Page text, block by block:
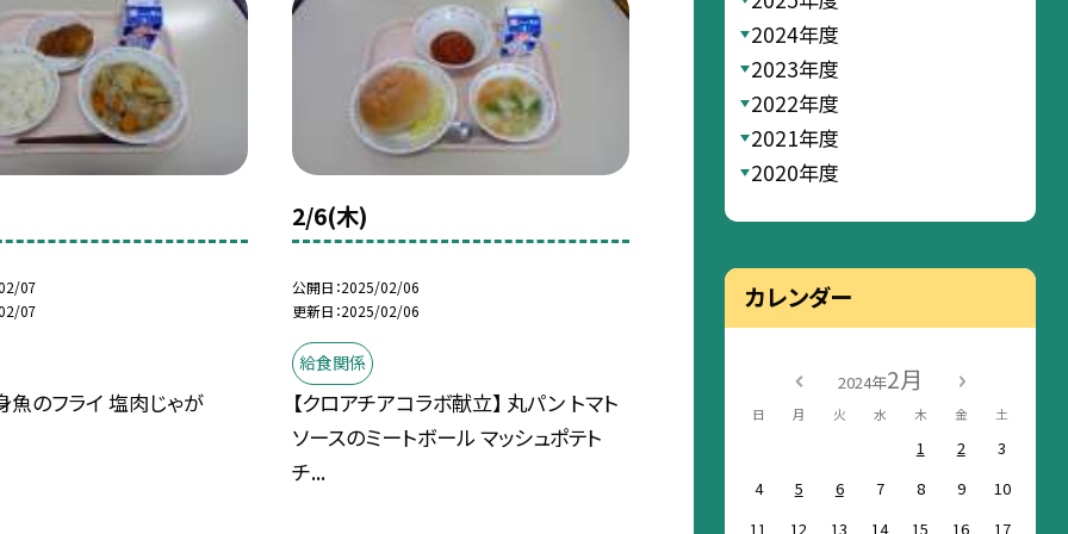
07
07
魚のフライ 塩肉じゃが
2/6(木)
公開日 2025/02/06
更新日 2025/02/06
給食関係
【クロアチアコラボ献立】 丸パン トマト
ソースのミートボール マッシュポテト
チ...
2024年度
2023年度
2022年度
2021年度
2020年度
カレンダー
2024年2月
日 月 火 水 木 金 土
1 2
3
4
5 6 7 8 9
10
11
12 13 14 15 16 17